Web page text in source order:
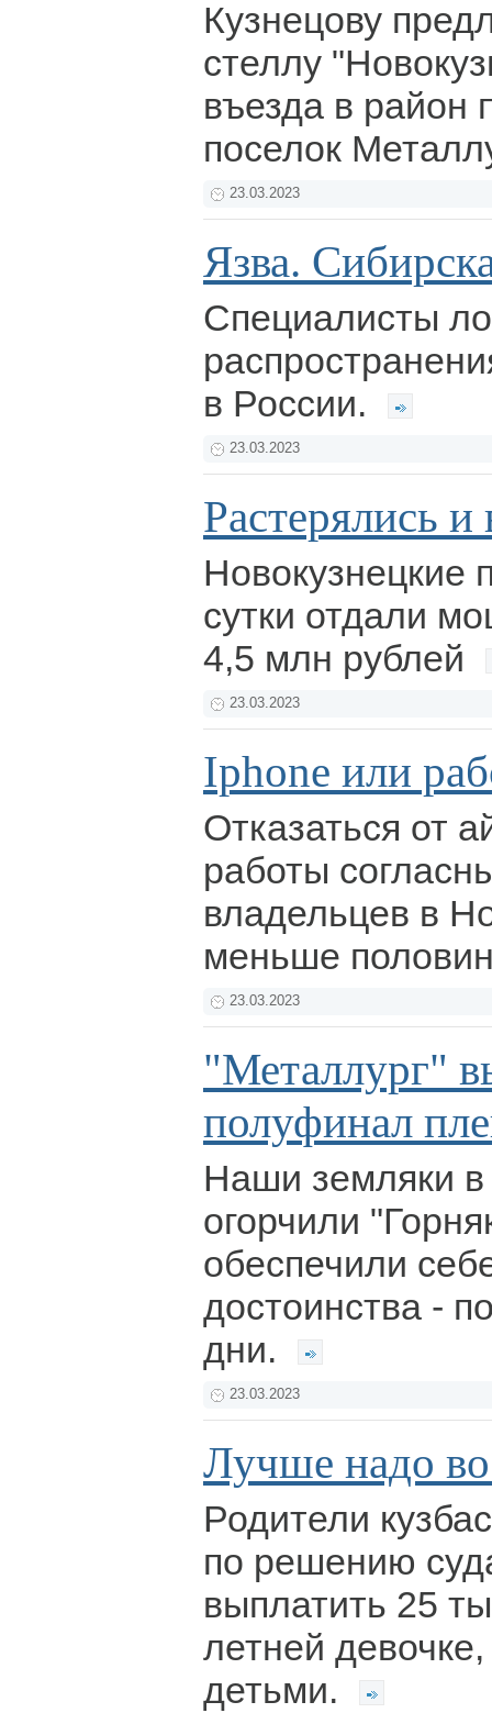
Кузнецову
стеллу
въезда в район
поселок
23.03.2023
Язва.
Специалисты
в России.
23.03.2023
Растерялись и
Новокузнецкие
сутки отдали
4,5 млн рублей
23.03.2023
Iphone или
Отказаться от
работы
владельцев в
меньше
23.03.2023
"Металлург"
полуфинал
Наши земляки в
огорчили
обеспечили
достоинства -
дни.
23.03.2023
Лучше надо
Родители
по решению
выплатить 25
летней
детьми.